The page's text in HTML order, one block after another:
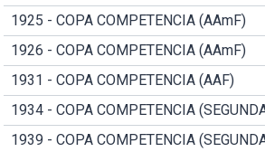
1925 - COPA COMPETENCIA (AAmF)
1926 - COPA COMPETENCIA (AAmF)
1931 - COPA COMPETENCIA (AAF)
1934 - COPA COMPETENCIA
1939 - COPA COMPETENCIA